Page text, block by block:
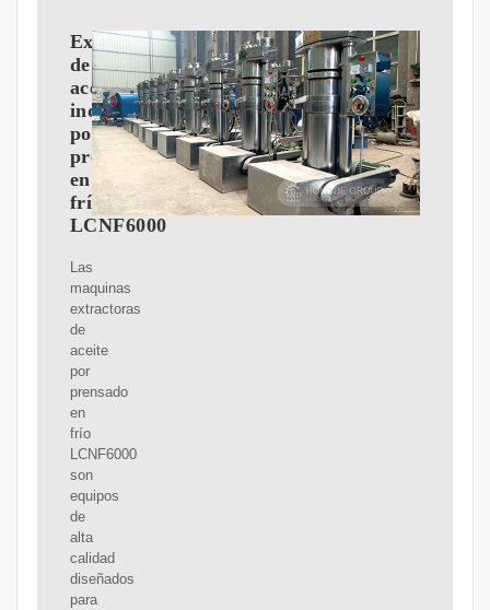
Extractor
de
aceite
industrial
por
prensado
en
frío
LCNF6000
Las
maquinas
extractoras
de
aceite
por
prensado
en
frío
LCNF6000
son
equipos
de
alta
calidad
diseñados
para